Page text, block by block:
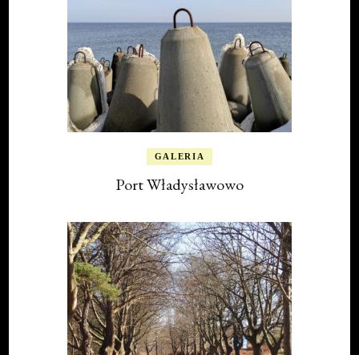
GALERIA
Port Władysławowo